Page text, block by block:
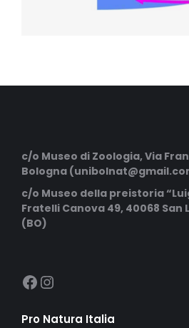
c/o Museo di Zoologia, Via
Bologna
c/o Museo della preistoria
Fratelli Canova 49, 40068 San
(BO)
https://m.facebook.com/profile.php?id=100093581695915 Instagram
Pro Natura Italia